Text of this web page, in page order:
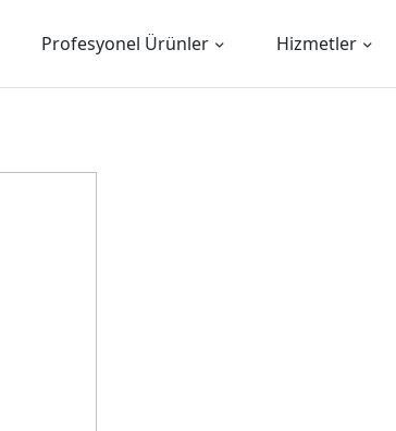
Profesyonel Ürünler Hizmetler